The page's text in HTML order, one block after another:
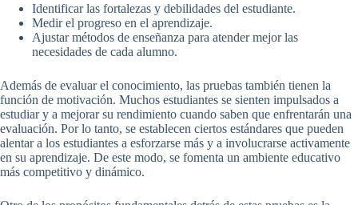
Identificar las fortalezas y debilidades del estudiante.
Medir el progreso en el aprendizaje.
Ajustar métodos de enseñanza para atender mejor las
necesidades de cada alumno.
Además de evaluar el conocimiento, las pruebas también tienen la
función de motivación. Muchos estudiantes se sienten impulsados a
estudiar y a mejorar su rendimiento cuando saben que enfrentarán una
evaluación. Por lo tanto, se establecen ciertos estándares que pueden
alentar a los estudiantes a esforzarse más y a involucrarse activamente
en su aprendizaje. De este modo, se fomenta un ambiente educativo
más competitivo y dinámico.